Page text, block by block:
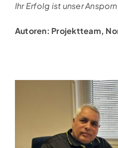
Ihr Erfolg ist unser
Autoren: Projektteam,